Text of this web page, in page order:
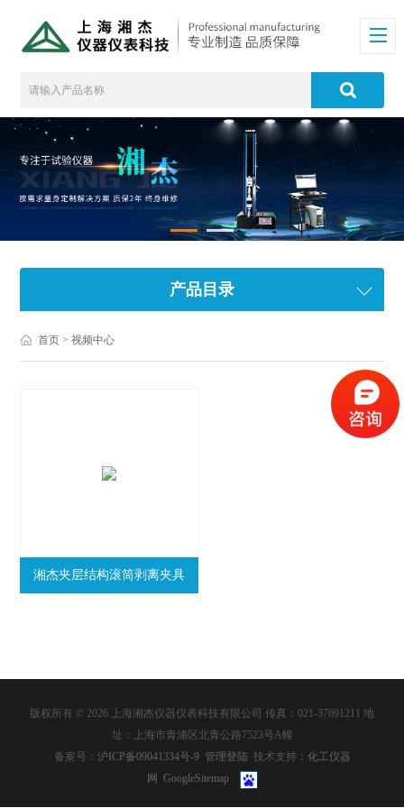
产品目录
首页 > 视频中心
湘杰夹层结构滚筒剥离夹具
版权所有 © 2026 上海湘杰仪器仪表科技有限公司 传真：021-37691211 地
址：上海市青浦区北青公路7523号A幢
备案号： 沪ICP备09041334号-9 管理登陆 技术支持： 化工仪器
网 GoogleSitemap